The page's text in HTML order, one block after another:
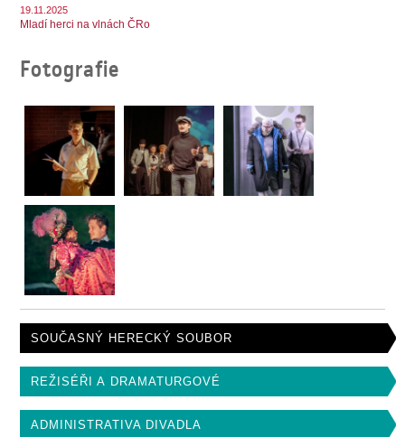
19.11.2025
Mladí herci na vlnách ČRo
Fotografie
SOUČASNÝ HERECKÝ SOUBOR
REŽISÉŘI A DRAMATURGOVÉ
ADMINISTRATIVA DIVADLA